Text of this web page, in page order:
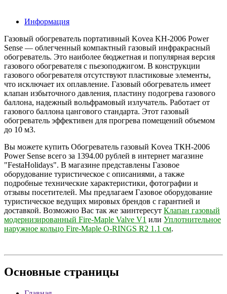
Информация
Газовый обогреватель портативный Kovea KH-2006 Power
Sense — облегченный компактный газовый инфракрасный
обогреватель. Это наиболее бюджетная и популярная версия
газового обогревателя с пьезоподжигом. В конструкции
газового обогревателя отсутствуют пластиковые элементы,
что исключает их оплавление. Газовый обогреватель имеет
клапан избыточного давления, пластину подогрева газового
баллона, надежный вольфрамовый излучатель. Работает от
газового баллона цангового стандарта. Этот газовый
обогреватель эффективен для прогрева помещений объемом
до 10 м3.
Вы можете купить Обогреватель газовый Kovea ТКН-2006
Power Sense всего за 1394.00 рублей в интернет магазине
"FestaHolidays". В магазине представлены Газовое
оборудование туристическое с описаниями, а также
подробные технические характеристики, фотографии и
отзывы посетителей. Мы предлагаем Газовое оборудование
туристическое ведущих мировых брендов с гарантией и
доставкой. Возможно Вас так же заинтересут Клапан газовый
модернизированный Fire-Maple Valve V1 или Уплотнительное
наружное кольцо Fire-Maple O-RINGS R2 1.1 см.
Основные страницы